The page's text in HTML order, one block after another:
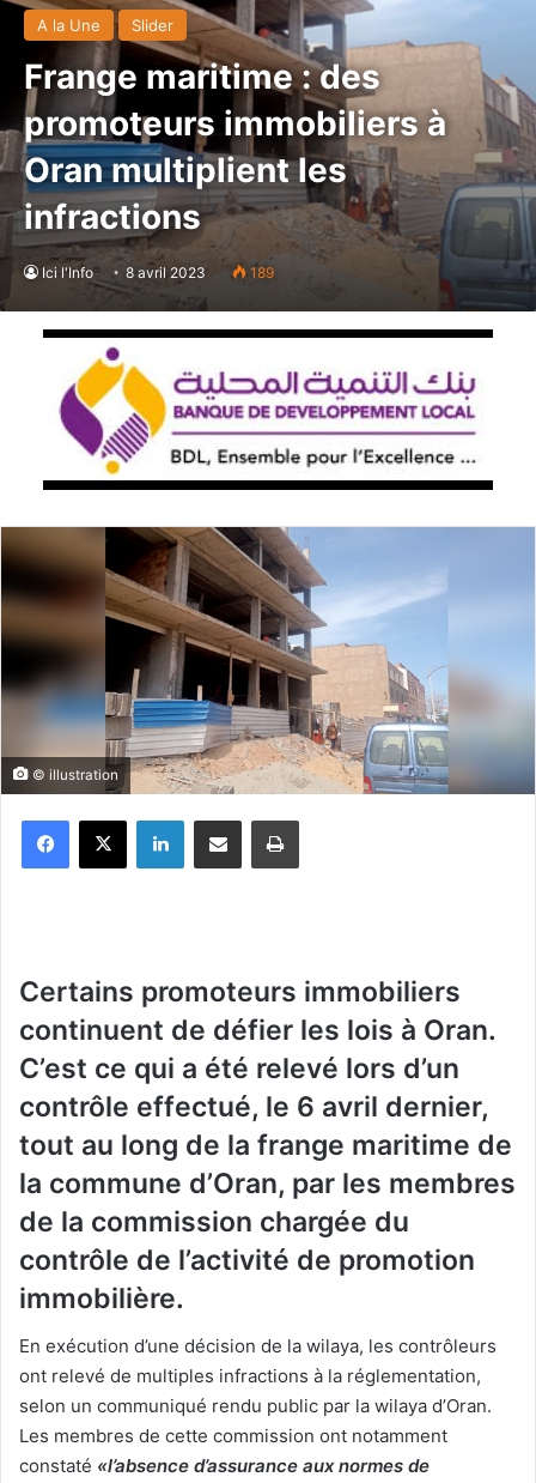
A la Une Slider
Frange maritime : des
promoteurs immobiliers à
Oran multiplient les
infractions
Ici l'Info 8 avril 2023 189
© illustration
Certains promoteurs immobiliers
continuent de défier les lois à Oran.
C’est ce qui a été relevé lors d’un
contrôle effectué, le 6 avril dernier,
tout au long de la frange maritime de
la commune d’Oran, par les membres
de la commission chargée du
contrôle de l’activité de promotion
immobilière.
En exécution d’une décision de la wilaya, les contrôleurs
ont relevé de multiples infractions à la réglementation,
selon un communiqué rendu public par la wilaya d’Oran.
Les membres de cette commission ont notamment
constaté «l’absence d’assurance aux normes de